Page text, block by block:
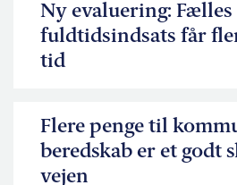
Ny evaluering: Fælles
fuldtidsindsats får
tid
Flere penge til
beredskab er et godt
vejen